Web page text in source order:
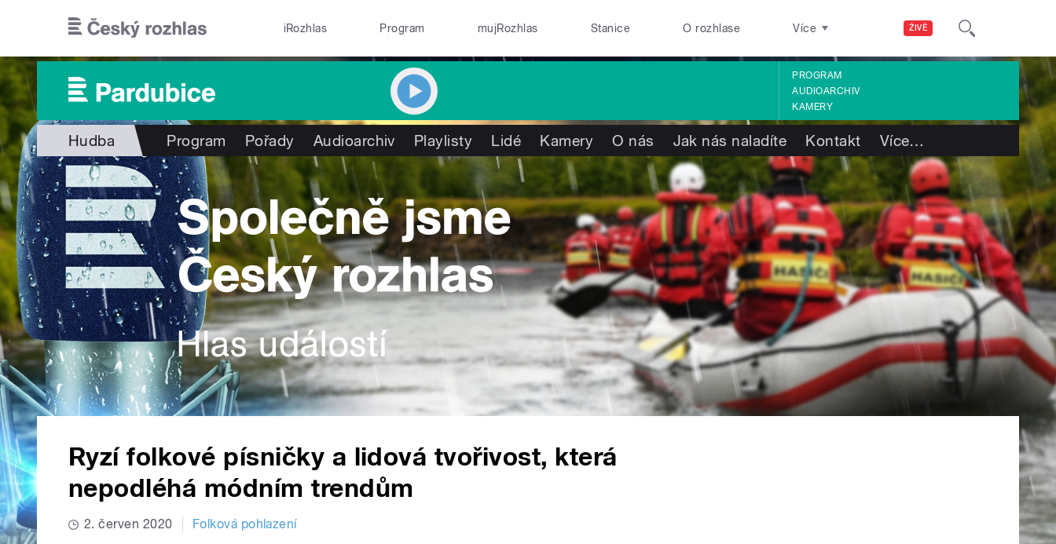
ŽIVĚ
iRozhlas Program mujRozhlas Stanice O rozhlase Více
PROGRAM
AUDIOARCHIV
KAMERY
Hudba Program Pořady Audioarchiv Playlisty Lidé Kamery O nás Jak nás naladíte Kontakt Více…
Ryzí folkové písničky a lidová tvořivost, která
nepodléhá módním trendům
2. červen 2020 Folková pohlazení